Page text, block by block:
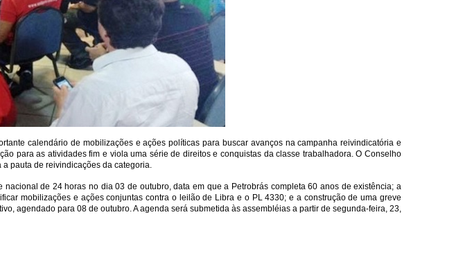
calendário de mobilizações e ações políticas para buscar avanços na campanha reivindicatória e
para as atividades fim e viola uma série de direitos e conquistas da classe trabalhadora. O Conselho
pauta de reivindicações da categoria.
de 24 horas no dia 03 de outubro, data em que a Petrobrás completa 60 anos de existência; a
mobilizações e ações conjuntas contra o leilão de Libra e o PL 4330; e a construção de uma greve
agendado para 08 de outubro. A agenda será submetida às assembléias a partir de segunda-feira, 23,